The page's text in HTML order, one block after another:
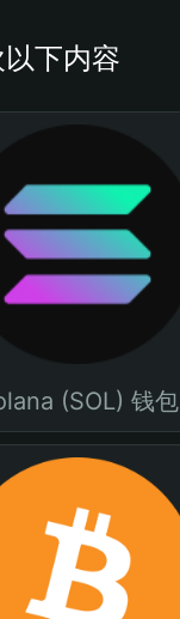
下内容
(SOL) 钱包